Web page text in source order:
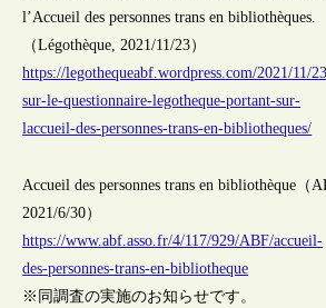
l’Accueil des personnes trans en bibliothèques.
（Légothèque, 2021/11/23）
https://legothequeabf.wordpress.com/2021/11/
sur-le-questionnaire-legotheque-portant-sur-
laccueil-des-personnes-trans-en-bibliotheques/
Accueil des personnes trans en bibliothèque（
2021/6/30）
https://www.abf.asso.fr/4/117/929/ABF/accueil-
des-personnes-trans-en-bibliotheque
※同調査の実施のお知らせです。